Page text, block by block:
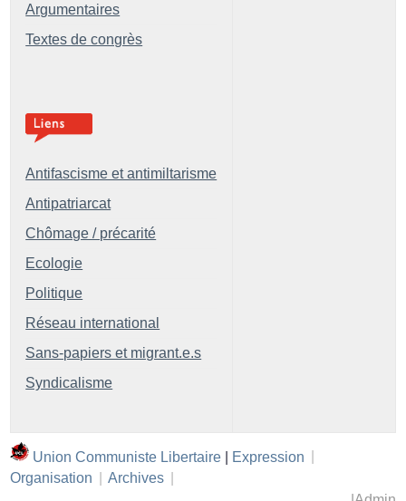
Argumentaires
Textes de congrès
Antifascisme et antimiltarisme
Antipatriarcat
Chômage / précarité
Ecologie
Politique
Réseau international
Sans-papiers et migrant.e.s
Syndicalisme
Union Communiste Libertaire | Expression
Organisation
Archives